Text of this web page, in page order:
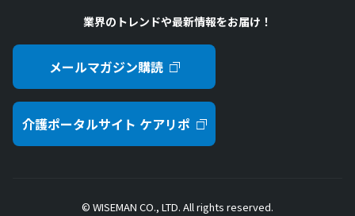
業界のトレンドや最新情報をお届け！
メールマガジン購読
介護ポータルサイト ケアリポ
© WISEMAN CO., LTD. All rights reserved.